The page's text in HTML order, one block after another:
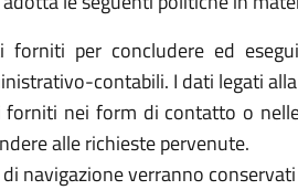
forniti per concludere ed
contabili. I dati legati
forniti nei form di contatto o
alle richieste pervenute.
navigazione verranno